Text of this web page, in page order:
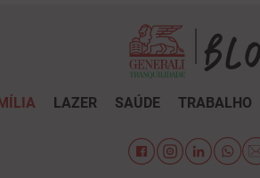
LAZER SAÚDE TRABALHO